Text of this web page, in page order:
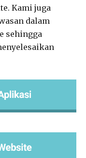
Kami juga
dalam
sehingga